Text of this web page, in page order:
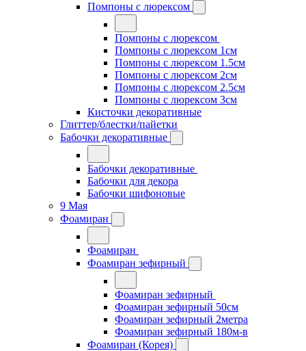
Помпоны с люрексом
Помпоны с люрексом
Помпоны с люрексом 1см
Помпоны с люрексом 1.5см
Помпоны с люрексом 2см
Помпоны с люрексом 2.5см
Помпоны с люрексом 3см
Кисточки декоративные
Глиттер/блестки/пайетки
Бабочки декоративные
Бабочки декоративные
Бабочки для декора
Бабочки шифоновые
9 Мая
Фоамиран
Фоамиран
Фоамиран зефирный
Фоамиран зефирный
Фоамиран зефирный 50см
Фоамиран зефирный 2метра
Фоамиран зефирный 180м-в
Фоамиран (Корея)